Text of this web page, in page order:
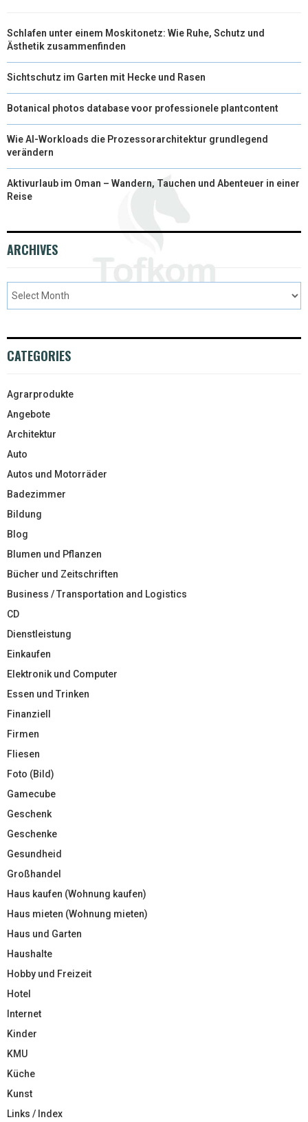
Schlafen unter einem Moskitonetz: Wie Ruhe, Schutz und
Ästhetik zusammenfinden
Sichtschutz im Garten mit Hecke und Rasen
Botanical photos database voor professionele plantcontent
Wie AI-Workloads die Prozessorarchitektur grundlegend
verändern
Aktivurlaub im Oman – Wandern, Tauchen und Abenteuer in einer
Reise
ARCHIVES
CATEGORIES
Agrarprodukte
Angebote
Architektur
Auto
Autos und Motorräder
Badezimmer
Bildung
Blog
Blumen und Pflanzen
Bücher und Zeitschriften
Business / Transportation and Logistics
CD
Dienstleistung
Einkaufen
Elektronik und Computer
Essen und Trinken
Finanziell
Firmen
Fliesen
Foto (Bild)
Gamecube
Geschenk
Geschenke
Gesundheid
Großhandel
Haus kaufen (Wohnung kaufen)
Haus mieten (Wohnung mieten)
Haus und Garten
Haushalte
Hobby und Freizeit
Hotel
Internet
Kinder
KMU
Küche
Kunst
Links / Index